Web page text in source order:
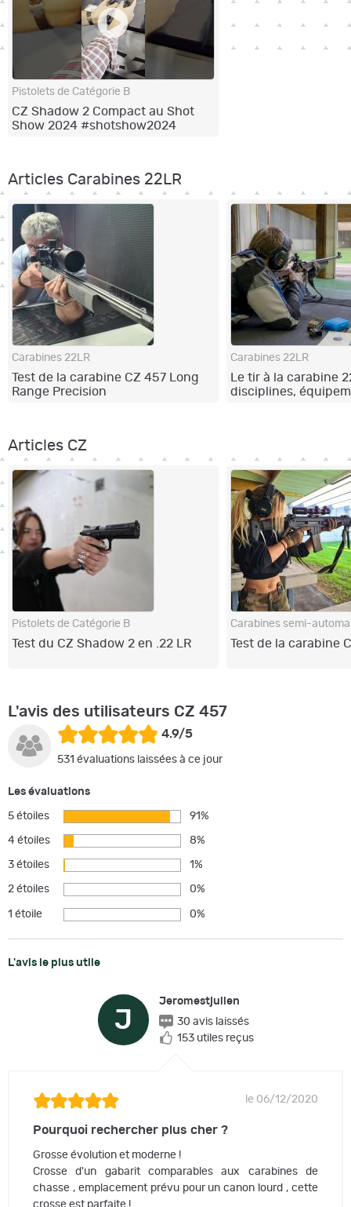
Pistolets de Catégorie B
CZ Shadow 2 Compact au Shot
Show 2024 #shotshow2024
Articles Carabines 22LR
Carabines 22LR
Test de la carabine CZ 457 Long
Range Precision
Carabines 22LR
Le tir à la carabine
disciplines,
Articles CZ
Pistolets de Catégorie B
Test du CZ Shadow 2 en .22 LR Test de la carabine
L'avis des utilisateurs CZ 457
4.9/5
531 évaluations laissées à ce jour
Les évaluations
5 étoiles 91%
4 étoiles 8%
3 étoiles 1%
2 étoiles 0%
1 étoile 0%
L'avis le plus utile
J
Jeromestjulien
30 avis laissés
153 utiles reçus
le 06/12/2020
Pourquoi rechercher plus cher ?
Grosse évolution et moderne !
Crosse d'un gabarit comparables aux carabines de
chasse , emplacement prévu pour un canon lourd , cette
crosse est parfaite !